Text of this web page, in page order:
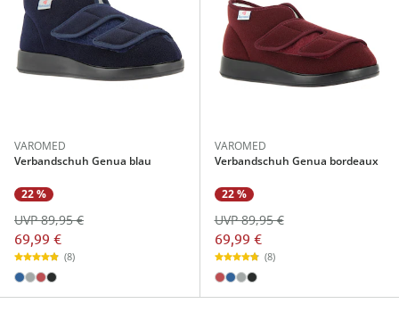
VAROMED
Verbandschuh Genua blau
22 %
69,99 €
UVP 89,95 €
(8)
VAROMED
Verbandschuh Genua bordeaux
22 %
69,99 €
UVP 89,95 €
(8)